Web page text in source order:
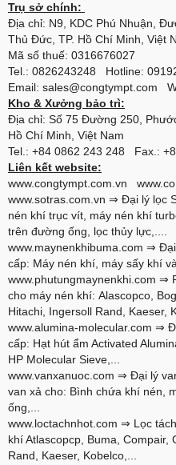
Trụ sở chính:
Địa chỉ: N9, KDC Phú Nhuận,
Thủ Đức, TP. Hồ Chí Minh, Việt
Mã số thuế: 0316676027
Tel.: 0826243248 Hotline:
Email: sales@congtympt.com
Kho & Xưởng bảo trì:
Địa chỉ: Số 75 Đường 250,
Hồ Chí Minh, Việt Nam
Tel.: +84 0862 243 248 Fax.:
Liên kết website:
www.congtympt.com.vn
www.sotras.com.vn ⇒ Đại lý lọc
nén khí trục vít, máy nén khí
trên đường ống, lọc thủy lực,....
www.maynenkhibuma.com ⇒ Đại
cấp: Máy nén khí, máy sấy khí
www.phutungmaynenkhi.com ⇒
cho máy nén khí: Alascopco,
Hitachi, Ingersoll Rand, Kaeser,
www.alumina-molecular.com ⇒
cấp: Hạt hút ẩm Activated
HP Molecular Sieve,...
www.vanxanuoc.com ⇒ Đại lý
van xả cho: Bình chứa khí nén,
ống,...
www.loctachnhot.com ⇒ Lọc
khí Atlascopcp, Buma, Compair,
Rand, Kaeser, Kobelco,...